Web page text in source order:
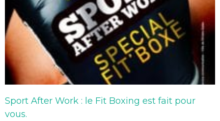
Sport After Work : le Fit Boxing est fait pour
vous.